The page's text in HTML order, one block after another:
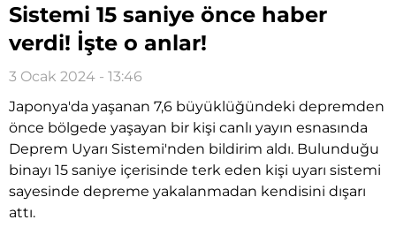
Sistemi 15 saniye önce haber
verdi! İşte o anlar!
3 Ocak 2024 - 13:46
Japonya'da yaşanan 7,6 büyüklüğündeki depremden
önce bölgede yaşayan bir kişi canlı yayın esnasında
Deprem Uyarı Sistemi'nden bildirim aldı. Bulunduğu
binayı 15 saniye içerisinde terk eden kişi uyarı sistemi
sayesinde depreme yakalanmadan kendisini dışarı
attı.